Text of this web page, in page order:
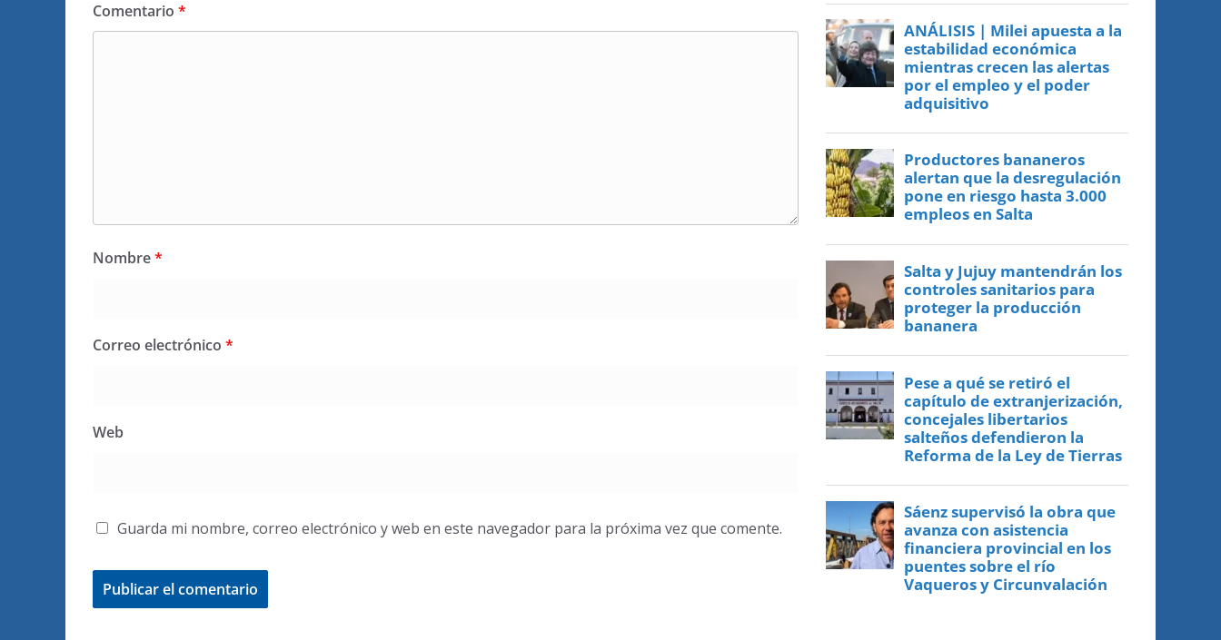
Comentario *
Nombre*
Correo electrónico *
Web
Guarda mi nombre, correo electrónico y web en este navegador para la próxima vez que comente.